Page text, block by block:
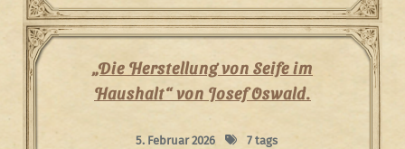
„Die Herstellung von Seife im
Haushalt“ von Josef Oswald.
5. Februar 2026 7 tags